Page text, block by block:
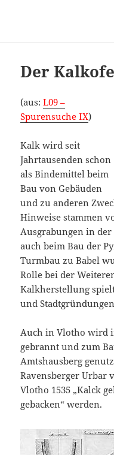
Der
(aus:L09 –
Spurensuche IX)
Kalk wird seit
Jahrtausenden schon
als Bindemittel beim
Bau von Gebäuden
und zu anderen
Hinweise stammen
Ausgrabungen in der
auch beim Bau der
Turmbau zu Babel
Rolle bei der
Kalkherstellung
und
Auch in Vlotho wird
gebrannt und zum
Amtshausberg
Ravensberger Urbar
Vlotho 1535 „Kalck
gebacken“ werden.